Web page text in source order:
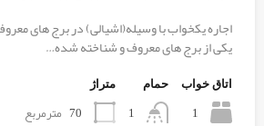
اجاره یکخواب با وسیله(اشیالی) در برج های
یکی از برج های معروف و شناخته شده…
اتاق خواب
1
حمام
1
متراژ
70 مترمربع